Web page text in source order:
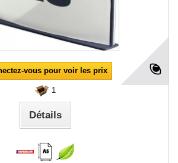
vous pour voir les prix
1
Détails